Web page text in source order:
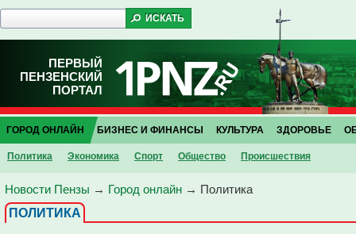
ПЕРВЫЙ
ПЕНЗЕНСКИЙ
ПОРТАЛ
ГОРОД ОНЛАЙН
Политика Экономика Спорт Общество Проиcшествия
БИЗНЕС И ФИНАНСЫ КУЛЬТУРА ЗДОРОВЬЕ
Новости Пензы → Город онлайн → Политика
ПОЛИТИКА